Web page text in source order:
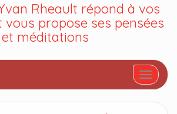
Rheault répond à vos
vous propose ses pensées
et méditations
Afficher/